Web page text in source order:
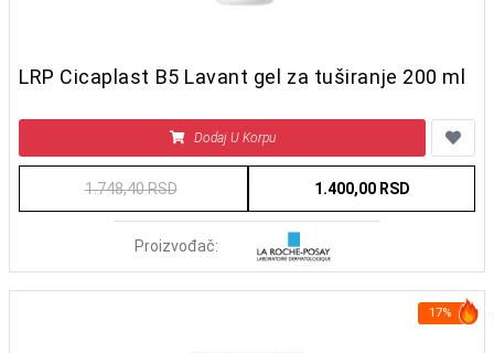
LRP Cicaplast B5 Lavant gel za tuširanje 200 ml
Dodaj U Korpu
1.748,40 RSD 1.400,00 RSD
Proizvođač:
17%